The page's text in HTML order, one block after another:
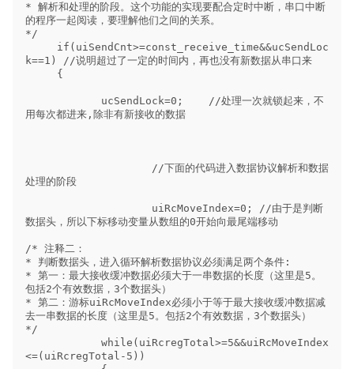
* 解析和处理的阶段。这个功能的实现要配合定时中断，串口中断
的程序一起阅读，要理解他们之间的关系。
*/
k==1) //说明超过了一定的时间内，再也没有新数据从串口来
用每次都进来,除非有新接收的数据
处理的阶段
数据头，所以下标移动变量从数组的0开始向最尾端移动
/* 注释二：
* 判断数据头，进入循环解析数据协议必须满足两个条件:
* 第一：最大接收缓冲数据必须大于一串数据的长度（这里是5。
包括2个有效数据，3个数据头）
* 第二：游标uiRcMoveIndex必须小于等于最大接收缓冲数据减
去一串数据的长度（这里是5。包括2个有效数据，3个数据头）
*/
<=(uiRcregTotal-5))